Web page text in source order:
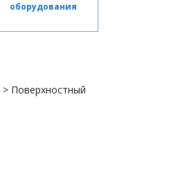
оборудования
> Поверхностный